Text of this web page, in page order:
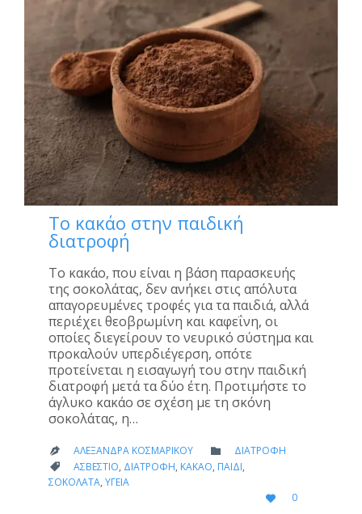
Το κακάο στην παιδική
διατροφή
Το κακάο, που είναι η βάση παρασκευής
της σοκολάτας, δεν ανήκει στις απόλυτα
απαγορευμένες τροφές για τα παιδιά, αλλά
περιέχει θεοβρωμίνη και καφεΐνη, οι
οποίες διεγείρουν το νευρικό σύστημα και
προκαλούν υπερδιέγερση, οπότε
προτείνεται η εισαγωγή του στην παιδική
διατροφή μετά τα δύο έτη. Προτιμήστε το
άγλυκο κακάο σε σχέση με τη σκόνη
σοκολάτας, η…
 ΑΛΕΞΆΝΔΡΑ ΚΟΣΜΑΡΊΚΟΥ  CATEGORY
ΔΙΑΤΡΟΦΉ
 CATEGORY
ΑΣΒΈΣΤΙΟ, ΔΙΑΤΡΟΦΉ, ΚΑΚΆΟ, ΠΑΙΔΊ,
ΣΟΚΟΛΆΤΑ, ΥΓΕΊΑ

LOVE
IT
0